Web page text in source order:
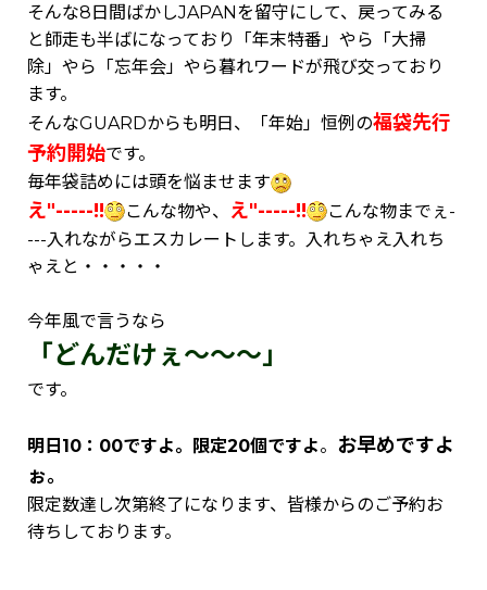
そんな8日間ばかしJAPANを留守にして、戻ってみる
と師走も半ばになっており「年末特番」やら「大掃
除」やら「忘年会」やら暮れワードが飛び交っており
ます。
そんなGUARDからも明日、「年始」恒例の福袋先行
予約開始です。
毎年袋詰めには頭を悩ませます
え"-----!! こんな物や、 え"-----!!
こんな物までぇ-
---入れながらエスカレートします。入れちゃえ入れち
ゃえと・・・・・
今年風で言うなら
「どんだけぇ～～～」
です。
明日10：00ですよ。 限定20個ですよ。 お早めですよ
ぉ。
限定数達し次第終了になります、皆様からのご予約お
待ちしております。